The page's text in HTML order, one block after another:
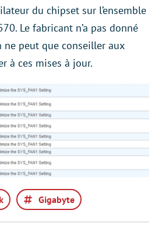
du chipset sur l’ensemble
Le fabricant n’a pas donné
ne peut que conseiller aux
à ces mises à jour.
Gigabyte